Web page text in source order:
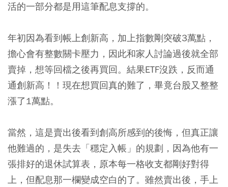
活的一部分都是用這筆配息支撐的。
年初因為看到帳上創新高，加上指數剛突破3萬點，
擔心會有整數關卡壓力，因此和家人討論過後就全部
賣掉，想等回檔之後再買回。結果ETF沒跌，反而通
通創新高！！現在想買回真的難了，畢竟台股又整整
漲了1萬點。
當然，這是賣出後看到創高所感到的後悔，但真正讓
他難過的，是失去「穩定入帳」的規劃，因為他有一
張排好的退休試算表，原本每一格收支都剛好對得
上，但配息那一欄變成空白的了。雖然賣出後，手上